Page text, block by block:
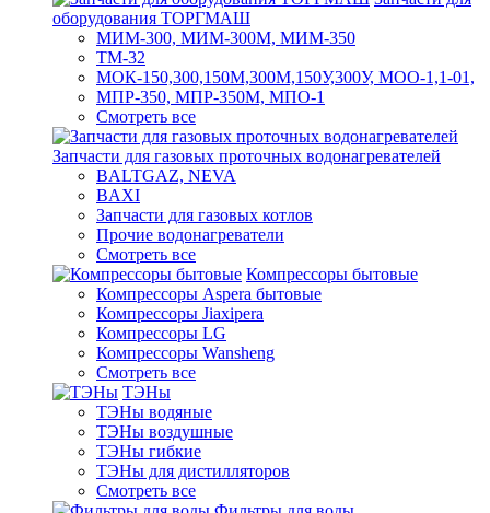
оборудования ТОРГМАШ
МИМ-300, МИМ-300М, МИМ-350
ТМ-32
МОК-150,300,150М,300М,150У,300У, МОО-1,1-01,
МПР-350, МПР-350М, МПО-1
Смотреть все
Запчасти для газовых проточных водонагревателей
BALTGAZ, NEVA
BAXI
Запчасти для газовых котлов
Прочие водонагреватели
Смотреть все
Компрессоры бытовые
Компрессоры Aspera бытовые
Компрессоры Jiaxipera
Компрессоры LG
Компрессоры Wansheng
Смотреть все
ТЭНы
ТЭНы водяные
ТЭНы воздушные
ТЭНы гибкие
ТЭНы для дистилляторов
Смотреть все